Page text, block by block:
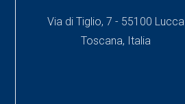
Via di Tiglio, 7 - 55100 Lucca
Toscana, Italia